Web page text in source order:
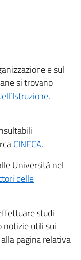
e sul
si trovano
CINECA.
Università nel
delle
studi
notizie utili sui
pagina relativa